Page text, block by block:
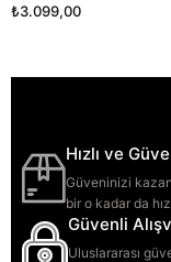
₺3.099,00
Hızlı ve
Güveninizi
bir o kadar da
Güvenli
Uluslararası